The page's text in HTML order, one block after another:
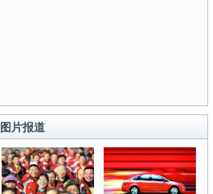
图片报道